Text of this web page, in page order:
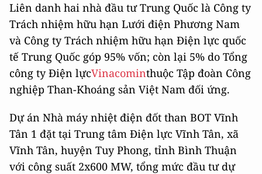
Liên danh hai nhà đầu tư Trung Quốc là Công ty
Trách nhiệm hữu hạn Lưới điện Phương Nam
và Công ty Trách nhiệm hữu hạn Điện lực quốc
tế Trung Quốc góp 95% vốn; còn lại 5% do Tổng
công ty Điện lựcVinacominthuộc Tập đoàn Công
nghiệp Than-Khoáng sản Việt Nam đối ứng.
Dự án Nhà máy nhiệt điện đốt than BOT Vĩnh
Tân 1 đặt tại Trung tâm Điện lực Vĩnh Tân, xã
Vĩnh Tân, huyện Tuy Phong, tỉnh Bình Thuận
với công suất 2x600 MW, tổng mức đầu tư dự